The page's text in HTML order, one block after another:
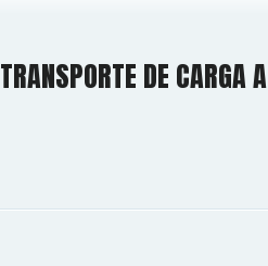
TRANSPORTE DE CARGA A